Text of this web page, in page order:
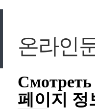
온라인
Смотреть
페이지 정